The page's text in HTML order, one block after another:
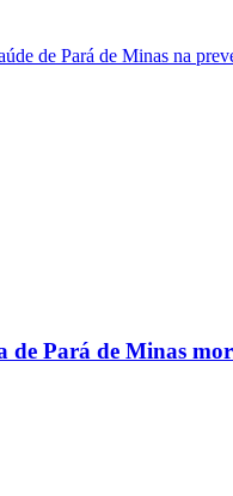
de Pará de Minas na
Pará de Minas